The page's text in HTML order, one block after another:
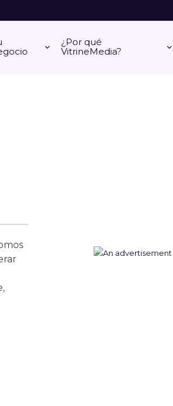
¿Por qué
VitrineMedia?